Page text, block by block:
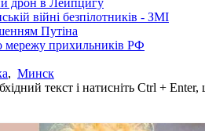
війні безпілотників - ЗМІ
Путіна
мережу прихильників РФ
, Минск
текст і натисніть Ctrl +